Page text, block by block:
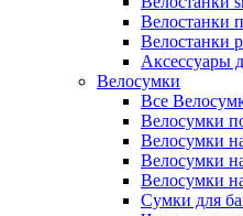
Велостанки
Велостанки
Аксессуары
Велосумки
Все
Велосумки
Велосумки
Велосумки
Велосумки
Сумки для